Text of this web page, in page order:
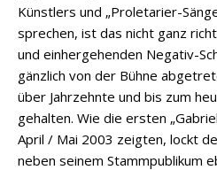
Künstlers und „Proletarier-
sprechen, ist das nicht ganz
und einhergehenden Negativ-
gänzlich von der Bühne
über Jahrzehnte und bis zum
gehalten. Wie die ersten
April / Mai 2003 zeigten, lockt
neben seinem Stammpublikum